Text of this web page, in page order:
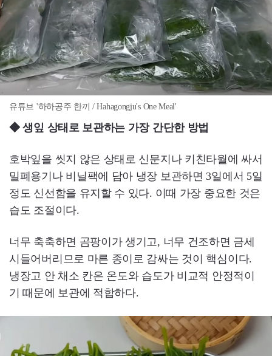
유튜브 '하하공주 한끼 / Hahagongju's One Meal'
◆ 생잎 상태로 보관하는 가장 간단한 방법
호박잎을 씻지 않은 상태로 신문지나 키친타월에 싸서
밀폐용기나 비닐팩에 담아 냉장 보관하면 3일에서 5일
정도 신선함을 유지할 수 있다. 이때 가장 중요한 것은
습도 조절이다.
너무 축축하면 곰팡이가 생기고, 너무 건조하면 금세
시들어버리므로 마른 종이로 감싸는 것이 핵심이다.
냉장고 안 채소 칸은 온도와 습도가 비교적 안정적이
기 때문에 보관에 적합하다.